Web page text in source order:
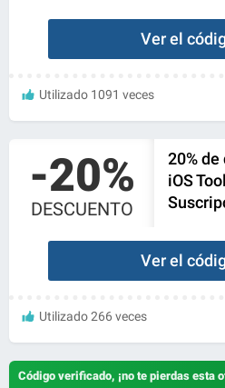
Ver el
Utilizado 1091 veces
-20%
DESCUENTO
20% de
iOS
Ver el
Utilizado 266 veces
Código verificado, ¡no te pierdas esta